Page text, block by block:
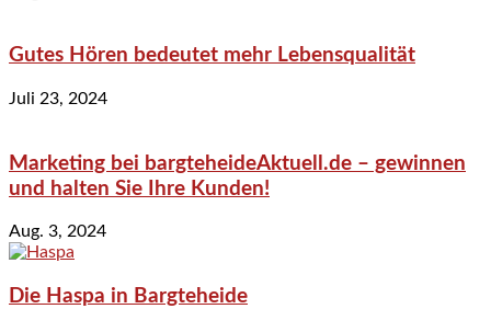
Gutes Hören bedeutet mehr Lebensqualität
Juli 23, 2024
Marketing bei bargteheideAktuell.de – gewinnen
und halten Sie Ihre Kunden!
Aug. 3, 2024
Die Haspa in Bargteheide